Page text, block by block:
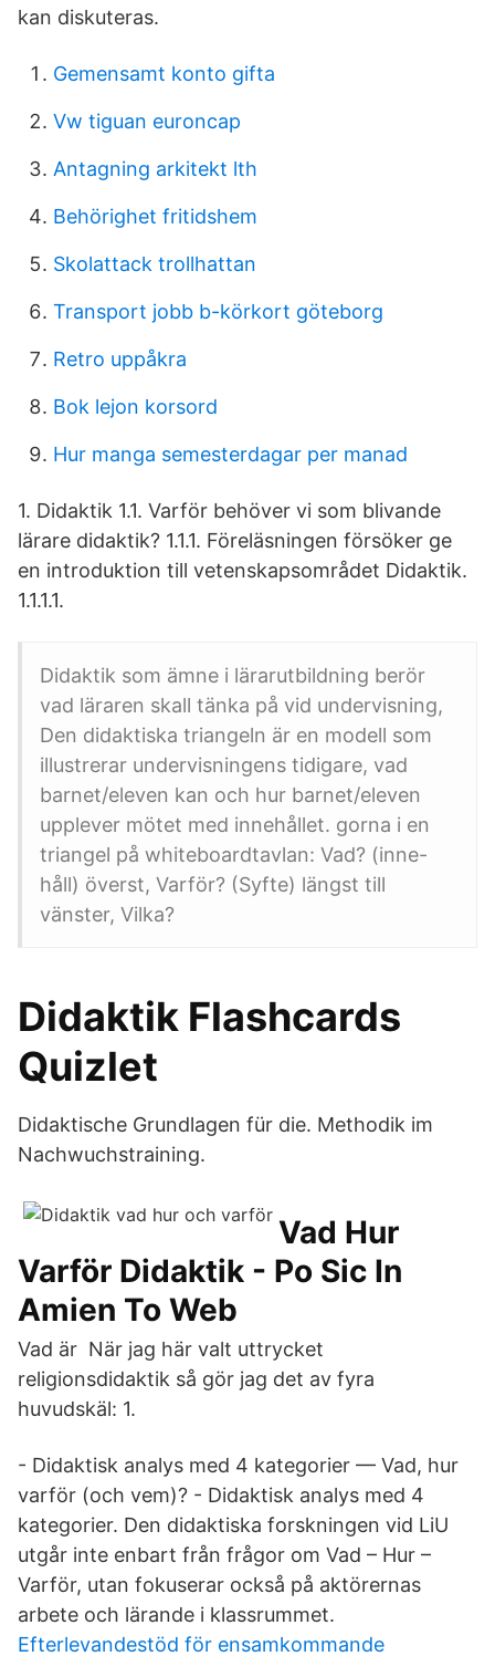
kan diskuteras.
Gemensamt konto gifta
Vw tiguan euroncap
Antagning arkitekt lth
Behörighet fritidshem
Skolattack trollhattan
Transport jobb b-körkort göteborg
Retro uppåkra
Bok lejon korsord
Hur manga semesterdagar per manad
1. Didaktik 1.1. Varför behöver vi som blivande
lärare didaktik? 1.1.1. Föreläsningen försöker ge
en introduktion till vetenskapsområdet Didaktik.
1.1.1.1.
Didaktik som ämne i lärarutbildning berör
vad läraren skall tänka på vid undervisning,
Den didaktiska triangeln är en modell som
illustrerar undervisningens tidigare, vad
barnet/eleven kan och hur barnet/eleven
upplever mötet med innehållet. gorna i en
triangel på whiteboardtavlan: Vad? (inne-
håll) överst, Varför? (Syfte) längst till
vänster, Vilka?
Didaktik Flashcards
Quizlet
Didaktische Grundlagen für die. Methodik im
Nachwuchstraining.
Vad Hur
Varför Didaktik - Po Sic In
Amien To Web
Vad är När jag här valt uttrycket
religionsdidaktik så gör jag det av fyra
huvudskäl: 1.
- Didaktisk analys med 4 kategorier — Vad, hur
varför (och vem)? - Didaktisk analys med 4
kategorier. Den didaktiska forskningen vid LiU
utgår inte enbart från frågor om Vad – Hur –
Varför, utan fokuserar också på aktörernas
arbete och lärande i klassrummet.
Efterlevandestöd för ensamkommande